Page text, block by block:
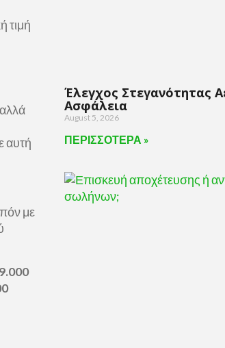
τιμή
αυτή
με
Έλεγχος Στεγανότητας
Ασφάλεια
August 5, 2026
ΠΕΡΙΣΣΟΤΕΡΑ »